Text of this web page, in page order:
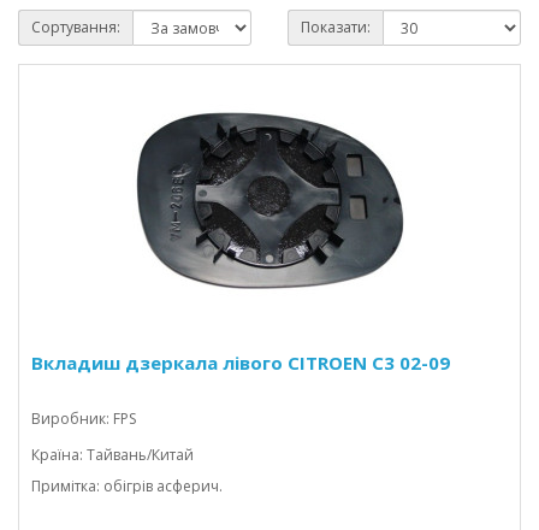
Сортування: Показати:
Вкладиш дзеркала лівого CITROEN C3 02-09
Виробник: FPS
Країна: Тайвань/Китай
Примітка: обігрів асферич.